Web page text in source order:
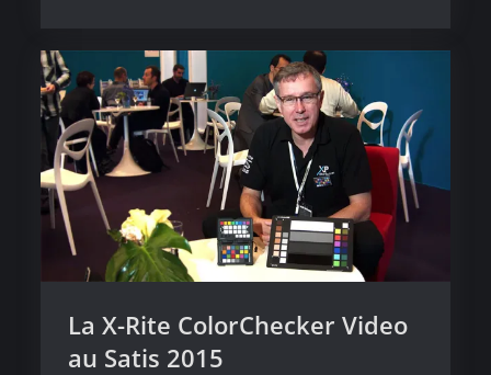
des
animations
visuelles
La X-Rite ColorChecker Video
au Satis 2015